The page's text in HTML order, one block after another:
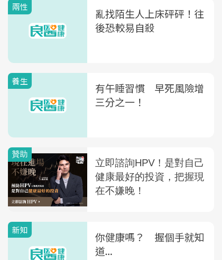
兩性
亂找陌生人上床砰砰！往
後恐較易自殺
養生
有午睡習慣 早死風險增
三分之一！
新知
你健康嗎？ 握個手就知
道...